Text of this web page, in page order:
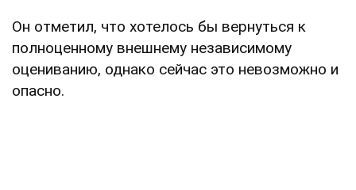
Он отметил, что хотелось бы вернуться к
полноценному внешнему независимому
оцениванию, однако сейчас это невозможно и
опасно.